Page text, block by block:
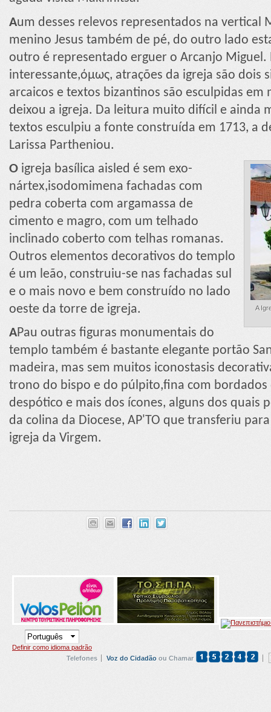
Aum desses relevos representados na vertical
menino Jesus também de pé, do outro lado
outro é representado erguer o Arcanjo Miguel.
interessante,όμως, atrações da igreja são dois
arcaicos e textos bizantinos são esculpidas
deixou a igreja. Da leitura muito difícil e ainda
textos esculpiu a fonte construída em 1713, a
Larissa Partheniou.
A
O igreja basílica aisled é sem exo-
nártex,isodomimena fachadas com
pedra coberta com argamassa de
cimento e magro, com um telhado
inclinado coberto com telhas romanas.
Outros elementos decorativos do templo
é um leão, construiu-se nas fachadas sul
e o mais novo e bem construído no lado
oeste da torre de igreja.
APau outras figuras monumentais do
templo também é bastante elegante portão
madeira, mas sem muitos iconostasis
trono do bispo e do púlpito,fina com bordados
despótico e mais dos ícones, alguns dos quais
da colina da Diocese, AP'TO que transferiu
igreja da Virgem.
Definir como idioma padrão
Telefones
Voz do Cidadão ou Chamar